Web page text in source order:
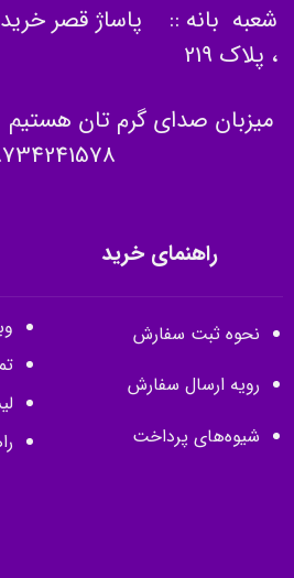
شعبه بانه :: پاساژ قصر
، پلاک 219
میزبان صدای گرم تان
راهنمای خرید
نحوه ثبت سفارش
رویه ارسال سفارش
شیوه‌های پرداخت